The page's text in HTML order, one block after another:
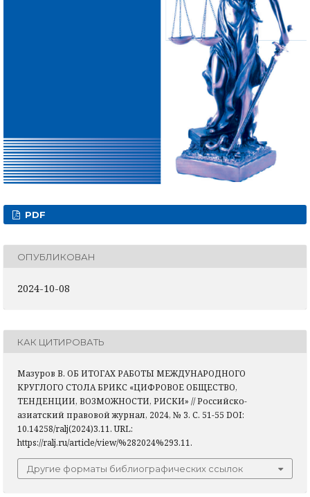
PDF
ОПУБЛИКОВАН
2024-10-08
КАК ЦИТИРОВАТЬ
Мазуров В. ОБ ИТОГАХ РАБОТЫ МЕЖДУНАРОДНОГО
КРУГЛОГО СТОЛА БРИКС «ЦИФРОВОЕ ОБЩЕСТВО,
ТЕНДЕНЦИИ, ВОЗМОЖНОСТИ, РИСКИ» // Российско-
азиатский правовой журнал, 2024, № 3. С. 51-55 DOI:
10.14258/ralj(2024)3.11. URL:
https://ralj.ru/article/view/%282024%293.11.
Другие форматы библиографических ссылок